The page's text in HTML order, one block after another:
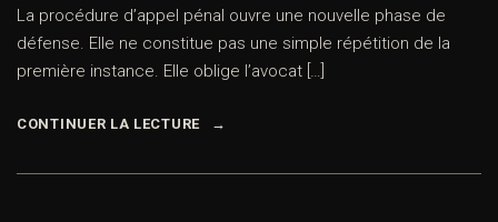
La procédure d’appel pénal ouvre une nouvelle phase de
défense. Elle ne constitue pas une simple répétition de la
première instance. Elle oblige l’avocat […]
CONTINUER LA LECTURE